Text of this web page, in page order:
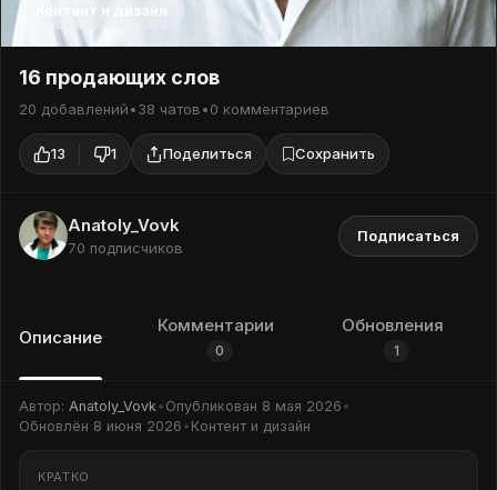
Контент и дизайн
16 продающих слов
20 добавлений•38 чатов•0 комментариев
13 1 Поделиться Сохранить
Anatoly_Vovk
70 подписчиков
Подписаться
Описание
Комментарии
0
Обновления
1
Автор: Anatoly_Vovk• Опубликован 8 мая 2026 •
Обновлён 8 июня 2026 • Контент и дизайн
КРАТКО